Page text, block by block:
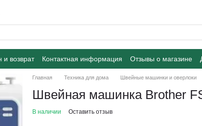
возврат Контактная информация Отзывы о магазине
Главная Техника для дома Швейные машинки и оверлоки
Швейная машинка Brother
В наличии Оставить отзыв